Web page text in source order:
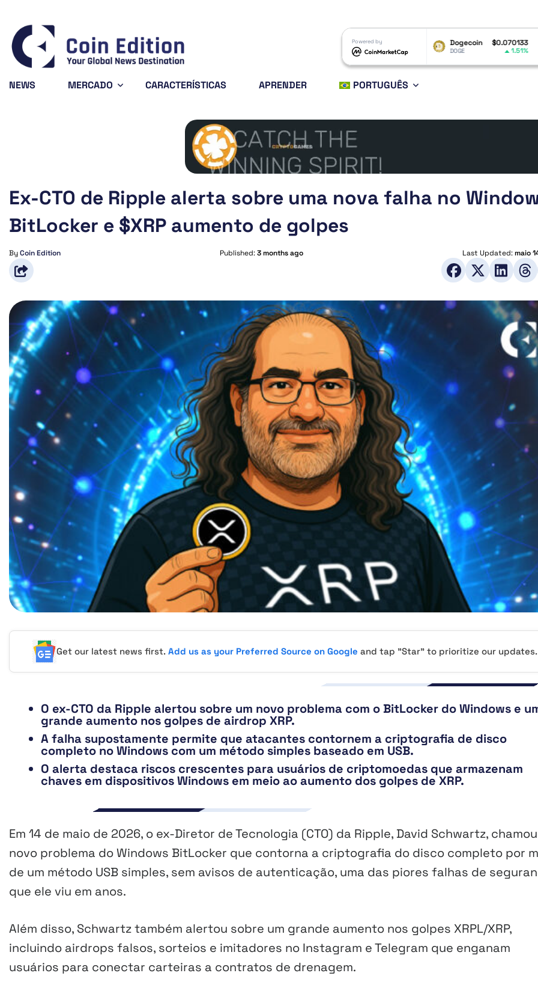
Powered by
Bitcoin $64,948.29
BTC
$0.070133
DOGE 1.51%
Ethereum
ETH
NEWS MERCADO CARACTERÍSTICAS APRENDER PORTUGUÊS
Ex-CTO de Ripple alerta sobre uma nova falha no
BitLocker e $XRP aumento de golpes
ByCoin Edition Published:3 months ago Last Updated:maio
Get our latest news first.Add us as your Preferred Source on Google and tap "Star" to prioritize our updates.
O ex-CTO da Ripple alertou sobre um novo problema com o BitLocker do Windows e
grande aumento nos golpes de airdrop XRP.
A falha supostamente permite que atacantes contornem a criptografia de disco
completo no Windows com um método simples baseado em USB.
O alerta destaca riscos crescentes para usuários de criptomoedas que armazenam
chaves em dispositivos Windows em meio ao aumento dos golpes de XRP.
Em 14 de maio de 2026, o ex-Diretor de Tecnologia (CTO) da Ripple, David Schwartz,
novo problema do Windows BitLocker que contorna a criptografia do disco completo por
de um método USB simples, sem avisos de autenticação, uma das piores falhas de
que ele viu em anos.
Além disso, Schwartz também alertou sobre um grande aumento nos golpes XRPL/XRP,
incluindo airdrops falsos, sorteios e imitadores no Instagram e Telegram que enganam
usuários para conectar carteiras a contratos de drenagem.